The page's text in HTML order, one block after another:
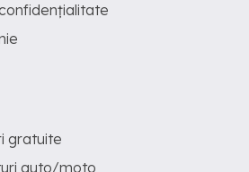
gratuite
auto/moto